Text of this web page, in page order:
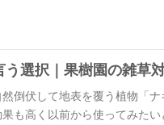
う選択｜果樹園の雑草
倒伏して地表を覆う植物「
も高く以前から使ってみたい